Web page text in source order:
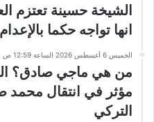
الشيخة حسينة تعتزم
انها تواجه حكما بالإعدام
الخميس 6 أغسطس 2026 الساعة 12:59 ص
من هي ماجي صادق؟
مؤثر في انتقال محمد
التركي